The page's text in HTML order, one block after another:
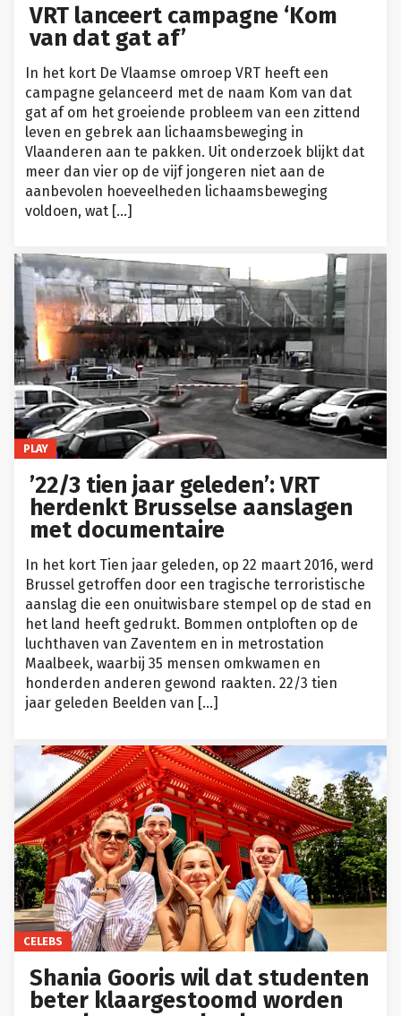
VRT lanceert campagne ‘Kom
van dat gat af’
In het kort De Vlaamse omroep VRT heeft een
campagne gelanceerd met de naam Kom van dat
gat af om het groeiende probleem van een zittend
leven en gebrek aan lichaamsbeweging in
Vlaanderen aan te pakken. Uit onderzoek blijkt dat
meer dan vier op de vijf jongeren niet aan de
aanbevolen hoeveelheden lichaamsbeweging
voldoen, wat […]
PLAY
’22/3 tien jaar geleden’: VRT
herdenkt Brusselse aanslagen
met documentaire
In het kort Tien jaar geleden, op 22 maart 2016, werd
Brussel getroffen door een tragische terroristische
aanslag die een onuitwisbare stempel op de stad en
het land heeft gedrukt. Bommen ontploften op de
luchthaven van Zaventem en in metrostation
Maalbeek, waarbij 35 mensen omkwamen en
honderden anderen gewond raakten. 22/3 tien
jaar geleden Beelden van […]
CELEBS
Shania Gooris wil dat studenten
beter klaargestoomd worden